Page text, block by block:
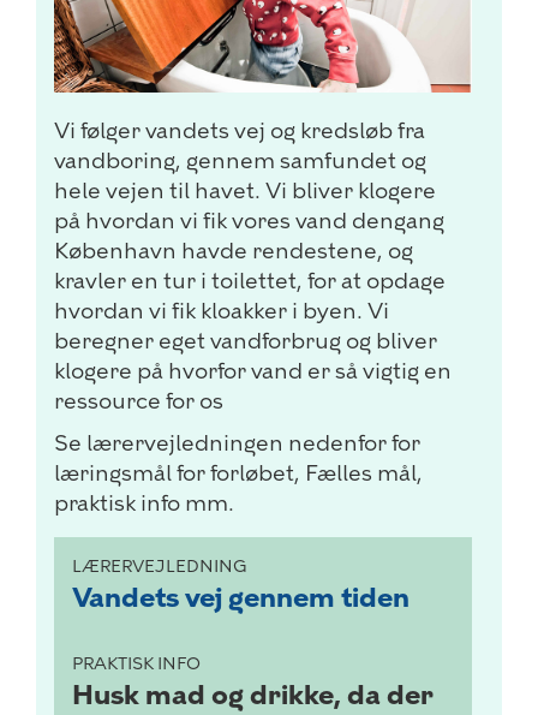
Vi følger vandets vej og kredsløb fra
vandboring, gennem samfundet og
hele vejen til havet. Vi bliver klogere
på hvordan vi fik vores vand dengang
København havde rendestene, og
kravler en tur i toilettet, for at opdage
hvordan vi fik kloakker i byen. Vi
beregner eget vandforbrug og bliver
klogere på hvorfor vand er så vigtig en
ressource for os
Se lærervejledningen nedenfor for
læringsmål for forløbet, Fælles mål,
praktisk info mm.
LÆRERVEJLEDNING
Vandets vej gennem tiden
PRAKTISK INFO
Husk mad og drikke, da der